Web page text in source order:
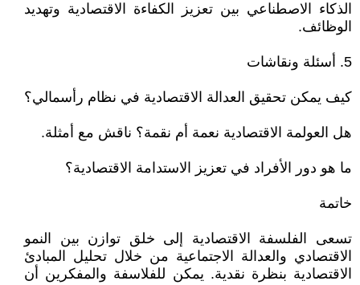
الذكاء الاصطناعي بين تعزيز الكفاءة الاقتصادية وتهديد
الوظائف.
5. أسئلة ونقاشات
كيف يمكن تحقيق العدالة الاقتصادية في نظام رأسمالي؟
هل العولمة الاقتصادية نعمة أم نقمة؟ ناقش مع أمثلة.
ما هو دور الأفراد في تعزيز الاستدامة الاقتصادية؟
خاتمة
تسعى الفلسفة الاقتصادية إلى خلق توازن بين النمو
الاقتصادي والعدالة الاجتماعية من خلال تحليل المبادئ
الاقتصادية بنظرة نقدية. يمكن للفلاسفة والمفكرين أن